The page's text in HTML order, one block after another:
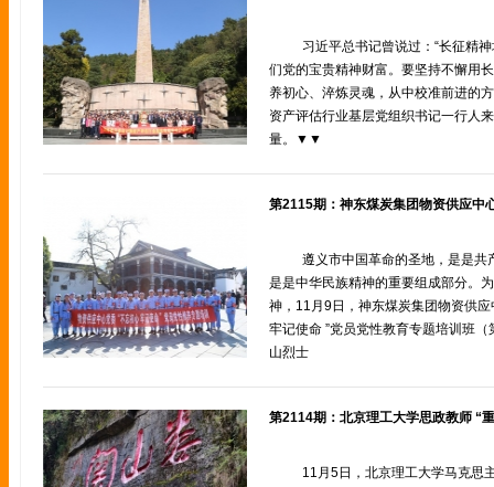
习近平总书记曾说过：“长征精
们党的宝贵精神财富。要坚持不懈用
养初心、淬炼灵魂，从中校准前进的
资产评估行业基层党组织书记一行人
量。▼▼
遵义市中国革命的圣地，是是共
是是中华民族精神的重要组成部分。
神，11月9日，神东煤炭集团物资供
牢记使命 ”党员党性教育专题培训班
山烈士
第2114期：北京理工大学思政教师 “
11月5日，北京理工大学马克思